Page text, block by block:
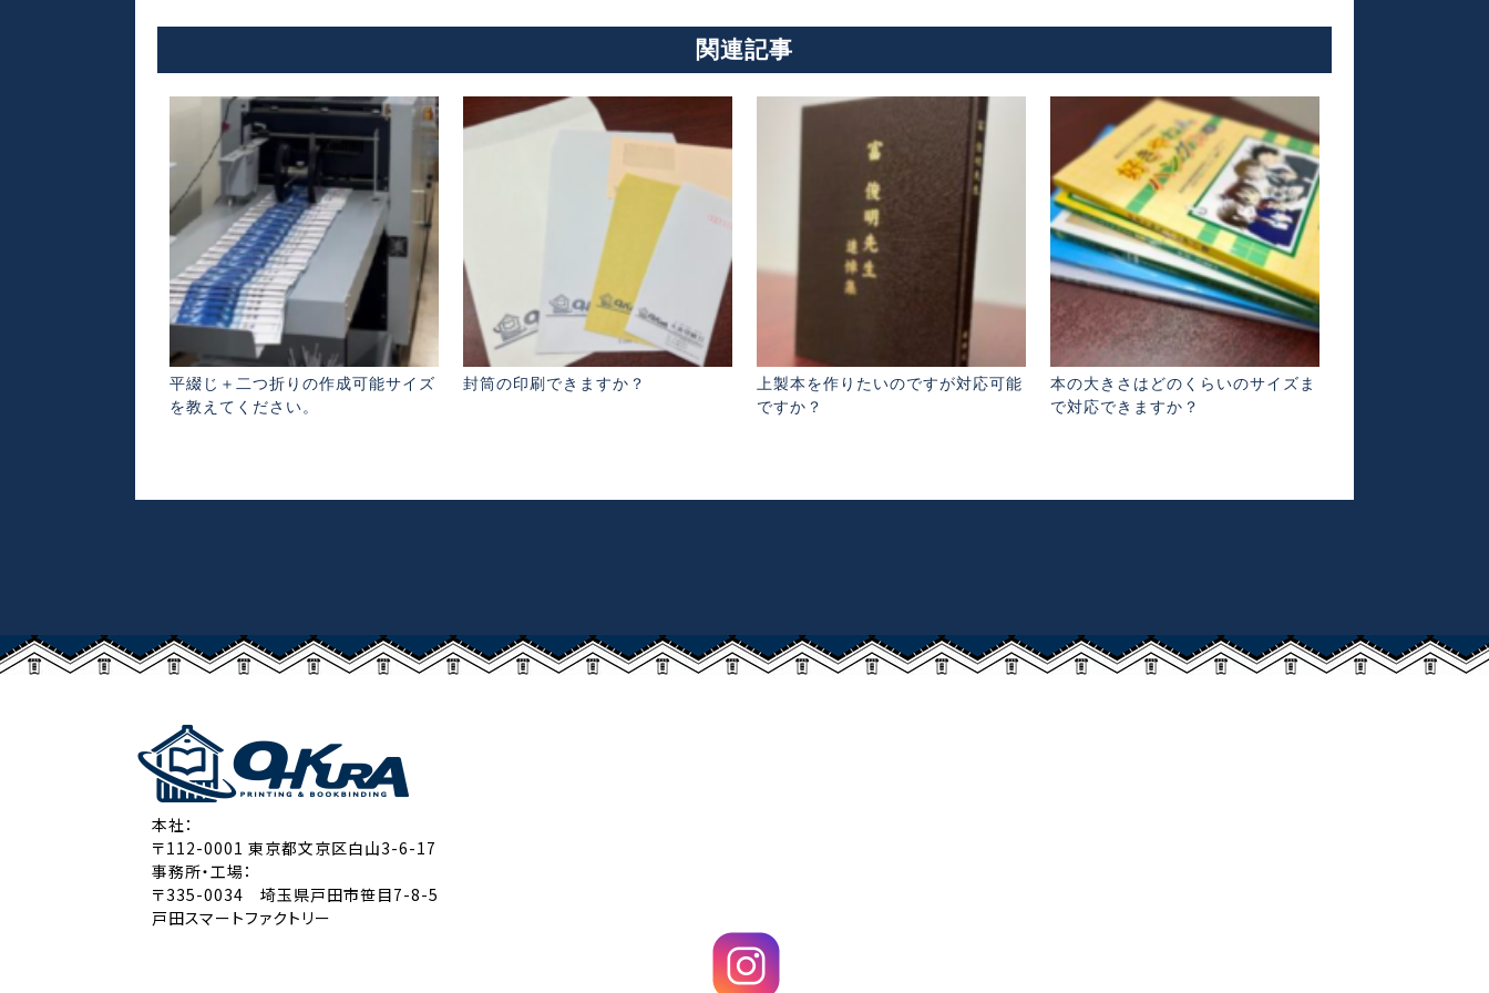
関連記事
平綴じ＋二つ折りの作成可能サイズ
を教えてください。
封筒の印刷できますか？
上製本を作りたいのですが対応可能
ですか？
本の大きさはどのくらいのサイズま
で対応できますか？
本社：
〒112-0001 東京都文京区白山3-6-17
事務所・工場：
〒335-0034 埼玉県戸田市笹目7-8-5
戸田スマートファクトリー